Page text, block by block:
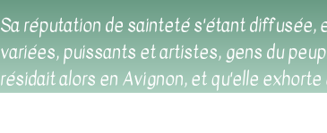
Sa réputation de sainteté s'étant diffusée,
variées, puissants et artistes, gens du
résidait alors en Avignon, et qu'elle exhorte